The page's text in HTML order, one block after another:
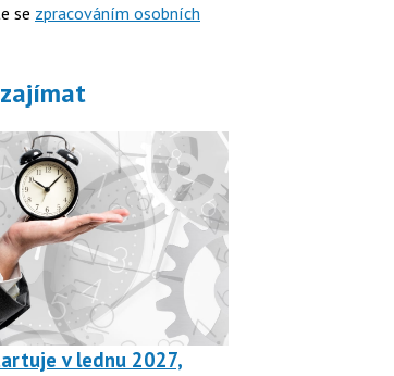
se zpracováním osobních
v lednu 2027,